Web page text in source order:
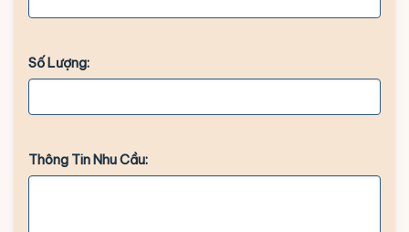
Số Lượng:
Thông Tin Nhu Cầu: